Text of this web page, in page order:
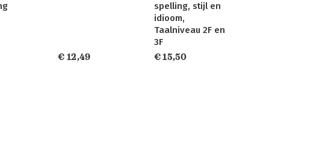
€ 12,49
spelling, stijl en
idioom,
Taalniveau 2F en
3F
€ 15,50